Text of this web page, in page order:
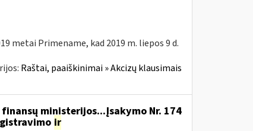
metai Primename, kad 2019 m. liepos 9 d.
Raštai, paaiškinimai » Akcizų klausimais
ministerijos...Įsakymo Nr. 174
ir